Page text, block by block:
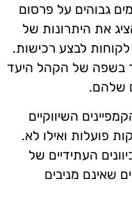
גבוהים על פרסום
את היתרונות של
לקוחות לבצע רכישות.
בשפה של הקהל היעד
שלהם.
השיווקיים
פועלות ואילו לא.
העתידיים של
שאינם מניבים